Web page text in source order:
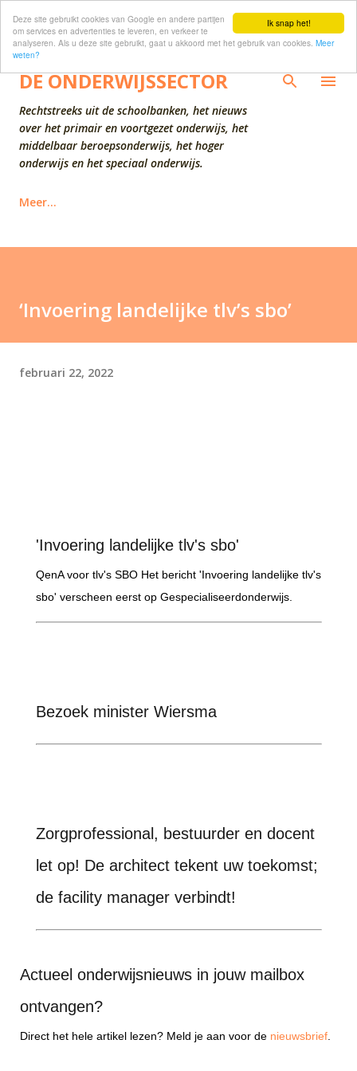
Ik snap het!
Deze site gebruikt cookies van Google en andere partijen
om services en advertenties te leveren, en verkeer te
analyseren. Als u deze site gebruikt, gaat u akkoord met het gebruik van cookies. Meer
weten?
Doorgaan naar hoofdcontent
DE ONDERWIJSSECTOR
Rechtstreeks uit de schoolbanken, het nieuws
over het primair en voortgezet onderwijs, het
middelbaar beroepsonderwijs, het hoger
onderwijs en het speciaal onderwijs.
Meer…
‘Invoering landelijke tlv’s sbo’
februari 22, 2022
'Invoering landelijke tlv's sbo'
QenA voor tlv's SBO Het bericht 'Invoering landelijke tlv's
sbo' verscheen eerst op Gespecialiseerdonderwijs.
Bezoek minister Wiersma
Zorgprofessional, bestuurder en docent
let op! De architect tekent uw toekomst;
de facility manager verbindt!
Actueel onderwijsnieuws in jouw mailbox
ontvangen?
Direct het hele artikel lezen? Meld je aan voor de nieuwsbrief